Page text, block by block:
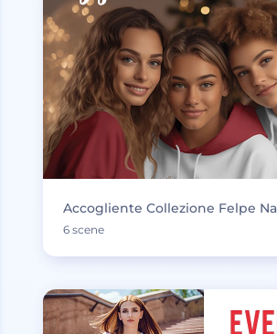
Accogliente Collezione Felpe
6 scene